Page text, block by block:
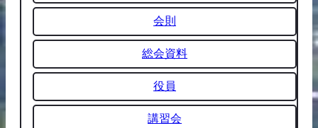
会則
総会資料
役員
講習会